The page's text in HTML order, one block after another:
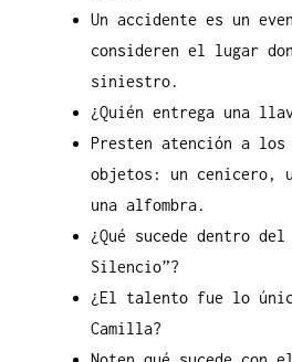
Un accidente es un
consideren el lugar
siniestro.
¿Quién entrega una
Presten atención a
objetos: un cenicero,
una alfombra.
¿Qué sucede dentro
Silencio”?
¿El talento fue lo
Camilla?